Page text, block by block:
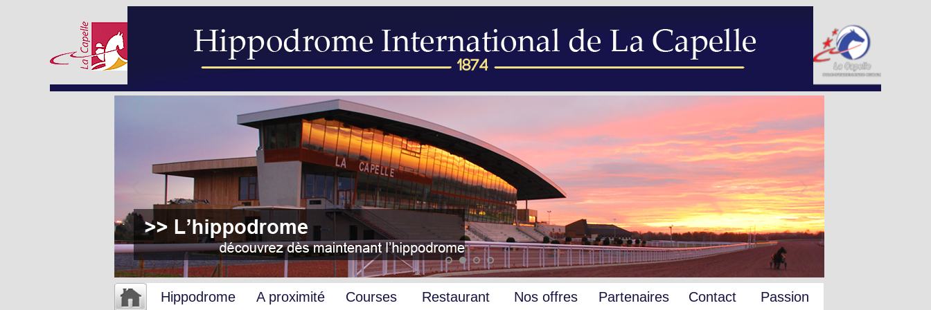
Hippodrome A proximité Courses Restaurant Nos offres Partenaires Contact Passion